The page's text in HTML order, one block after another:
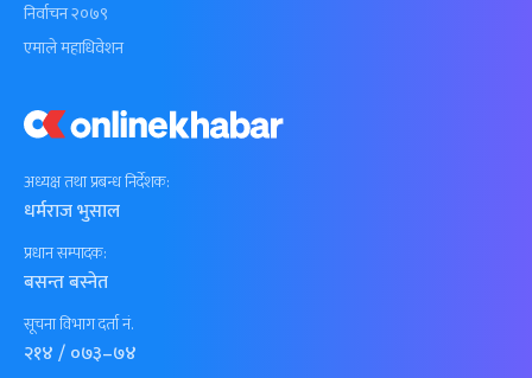
अध्यक्ष तथा प्रबन्ध निर्देशक:
धर्मराज भुसाल
प्रधान सम्पादक:
बसन्त बस्नेत
सूचना विभाग दर्ता नं.
२१४ / ०७३–७४
निर्वाचन २०७९
एमाले महाधिवेशन